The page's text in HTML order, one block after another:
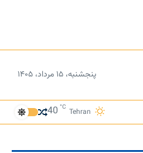
پنجشنبه، ۱۵ مرداد، ۱۴۰۵
Tehran
40 °C